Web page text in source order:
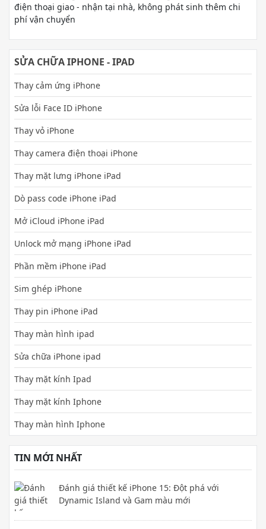
điện thoại giao - nhận tại nhà, không phát sinh thêm chi
phí vận chuyển
SỬA CHỮA IPHONE - IPAD
Thay cảm ứng iPhone
Sửa lỗi Face ID iPhone
Thay vỏ iPhone
Thay camera điện thoại iPhone
Thay mặt lưng iPhone iPad
Dò pass code iPhone iPad
Mở iCloud iPhone iPad
Unlock mở mạng iPhone iPad
Phần mềm iPhone iPad
Sim ghép iPhone
Thay pin iPhone iPad
Thay màn hình ipad
Sửa chữa iPhone ipad
Thay mặt kính Ipad
Thay mặt kính Iphone
Thay màn hình Iphone
TIN MỚI NHẤT
Đánh giá thiết kế iPhone 15: Đột phá với
Dynamic Island và Gam màu mới